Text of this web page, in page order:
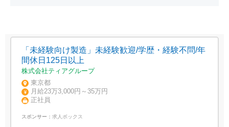
「未経験向け製造」未経験歓迎/学歴・経験不問/年
間休日125日以上
株式会社ティアグループ
東京都
月給23万3,000円～35万円
正社員
スポンサー： 求人ボックス